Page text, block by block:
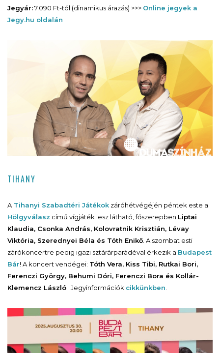
Jegyár:7.090 Ft-tól (dinamikus árazás) >>> Online jegyek a
Jegy.hu oldalán
TIHANY
A Tihanyi Szabadtéri Játékok záróhétvégéjén péntek este a
Hölgyválasz című vígjáték lesz látható, főszerepben Liptai
Klaudia, Csonka András, Kolovratnik Krisztián, Lévay
Viktória, Szerednyei Béla és Tóth Enikő . A szombat esti
zárókoncertre pedig igazi sztárárparádéval érkezik a Budapest
Bár! A koncert vendégei: Tóth Vera, Kiss Tibi, Rutkai Bori,
Ferenczi György, Behumi Dóri, Ferenczi Bora és Kollár-
Klemencz László . Jegyinformációk cikkünkben